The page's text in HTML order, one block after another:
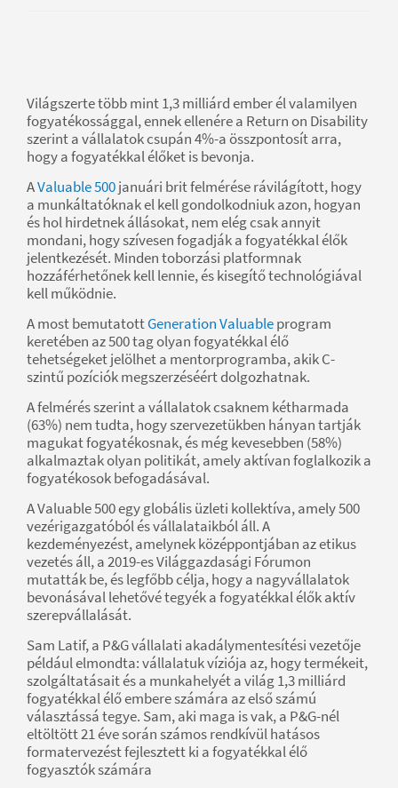
Világszerte több mint 1,3 milliárd ember él valamilyen
fogyatékossággal, ennek ellenére a Return on Disability
szerint a vállalatok csupán 4%-a összpontosít arra,
hogy a fogyatékkal élőket is bevonja.
AValuable 500januári brit felmérése rávilágított, hogy
a munkáltatóknak el kell gondolkodniuk azon, hogyan
és hol hirdetnek állásokat, nem elég csak annyit
mondani, hogy szívesen fogadják a fogyatékkal élők
jelentkezését. Minden toborzási platformnak
hozzáférhetőnek kell lennie, és kisegítő technológiával
kell működnie.
A most bemutatottGeneration Valuableprogram
keretében az 500 tag olyan fogyatékkal élő
tehetségeket jelölhet a mentorprogramba, akik C-
szintű pozíciók megszerzéséért dolgozhatnak.
A felmérés szerint a vállalatok csaknem kétharmada
(63%) nem tudta, hogy szervezetükben hányan tartják
magukat fogyatékosnak, és még kevesebben (58%)
alkalmaztak olyan politikát, amely aktívan foglalkozik a
fogyatékosok befogadásával.
A Valuable 500 egy globális üzleti kollektíva, amely 500
vezérigazgatóból és vállalataikból áll. A
kezdeményezést, amelynek középpontjában az etikus
vezetés áll, a 2019-es Világgazdasági Fórumon
mutatták be, és legfőbb célja, hogy a nagyvállalatok
bevonásával lehetővé tegyék a fogyatékkal élők aktív
szerepvállalását.
Sam Latif, a P&G vállalati akadálymentesítési vezetője
például elmondta: vállalatuk víziója az, hogy termékeit,
szolgáltatásait és a munkahelyét a világ 1,3 milliárd
fogyatékkal élő embere számára az első számú
választássá tegye. Sam, aki maga is vak, a P&G-nél
eltöltött 21 éve során számos rendkívül hatásos
formatervezést fejlesztett ki a fogyatékkal élő
fogyasztók számára